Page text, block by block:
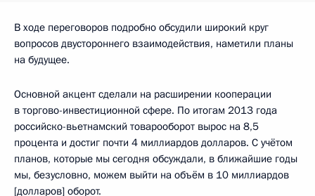
В ходе переговоров подробно обсудили широкий круг
вопросов двустороннего взаимодействия, наметили планы
на будущее.
Основной акцент сделали на расширении кооперации
в торгово-инвестиционной сфере. По итогам 2013 года
российско-вьетнамский товарооборот вырос на 8,5
процента и достиг почти 4 миллиардов долларов. С учётом
планов, которые мы сегодня обсуждали, в ближайшие годы
мы, безусловно, можем выйти на объём в 10 миллиардов
[долларов] оборот.